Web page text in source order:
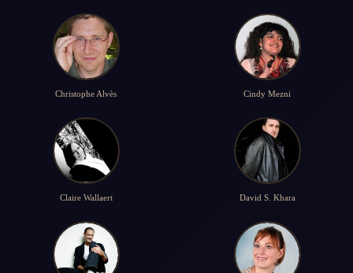
Christophe Alvès Cindy Mezni
Claire Wallaert David S. Khara